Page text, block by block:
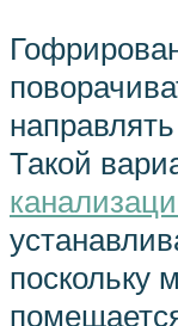
Такой
поскольку